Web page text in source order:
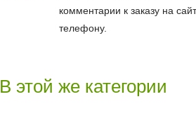
комментарии к заказу на
телефону.
В этой же категории